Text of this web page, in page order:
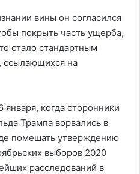
вины он согласился
покрыть часть ущерба,
стало стандартным
ссылающихся на
января, когда сторонники
Трампа ворвались в
помешать утверждению
выборов 2020
расследований в